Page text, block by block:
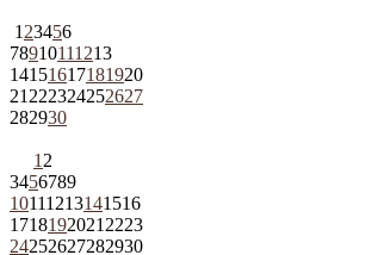
1 23456
78910111213
14151617181920
21 222324252627
282930
1 2
3456789
10111213141516
1718192021 2223
24252627282930